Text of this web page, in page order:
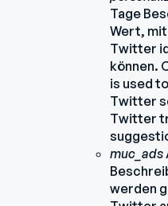
Tage
Wert,
Twitter
können.
is used
Twitter
Twitter
muc_ads
werden